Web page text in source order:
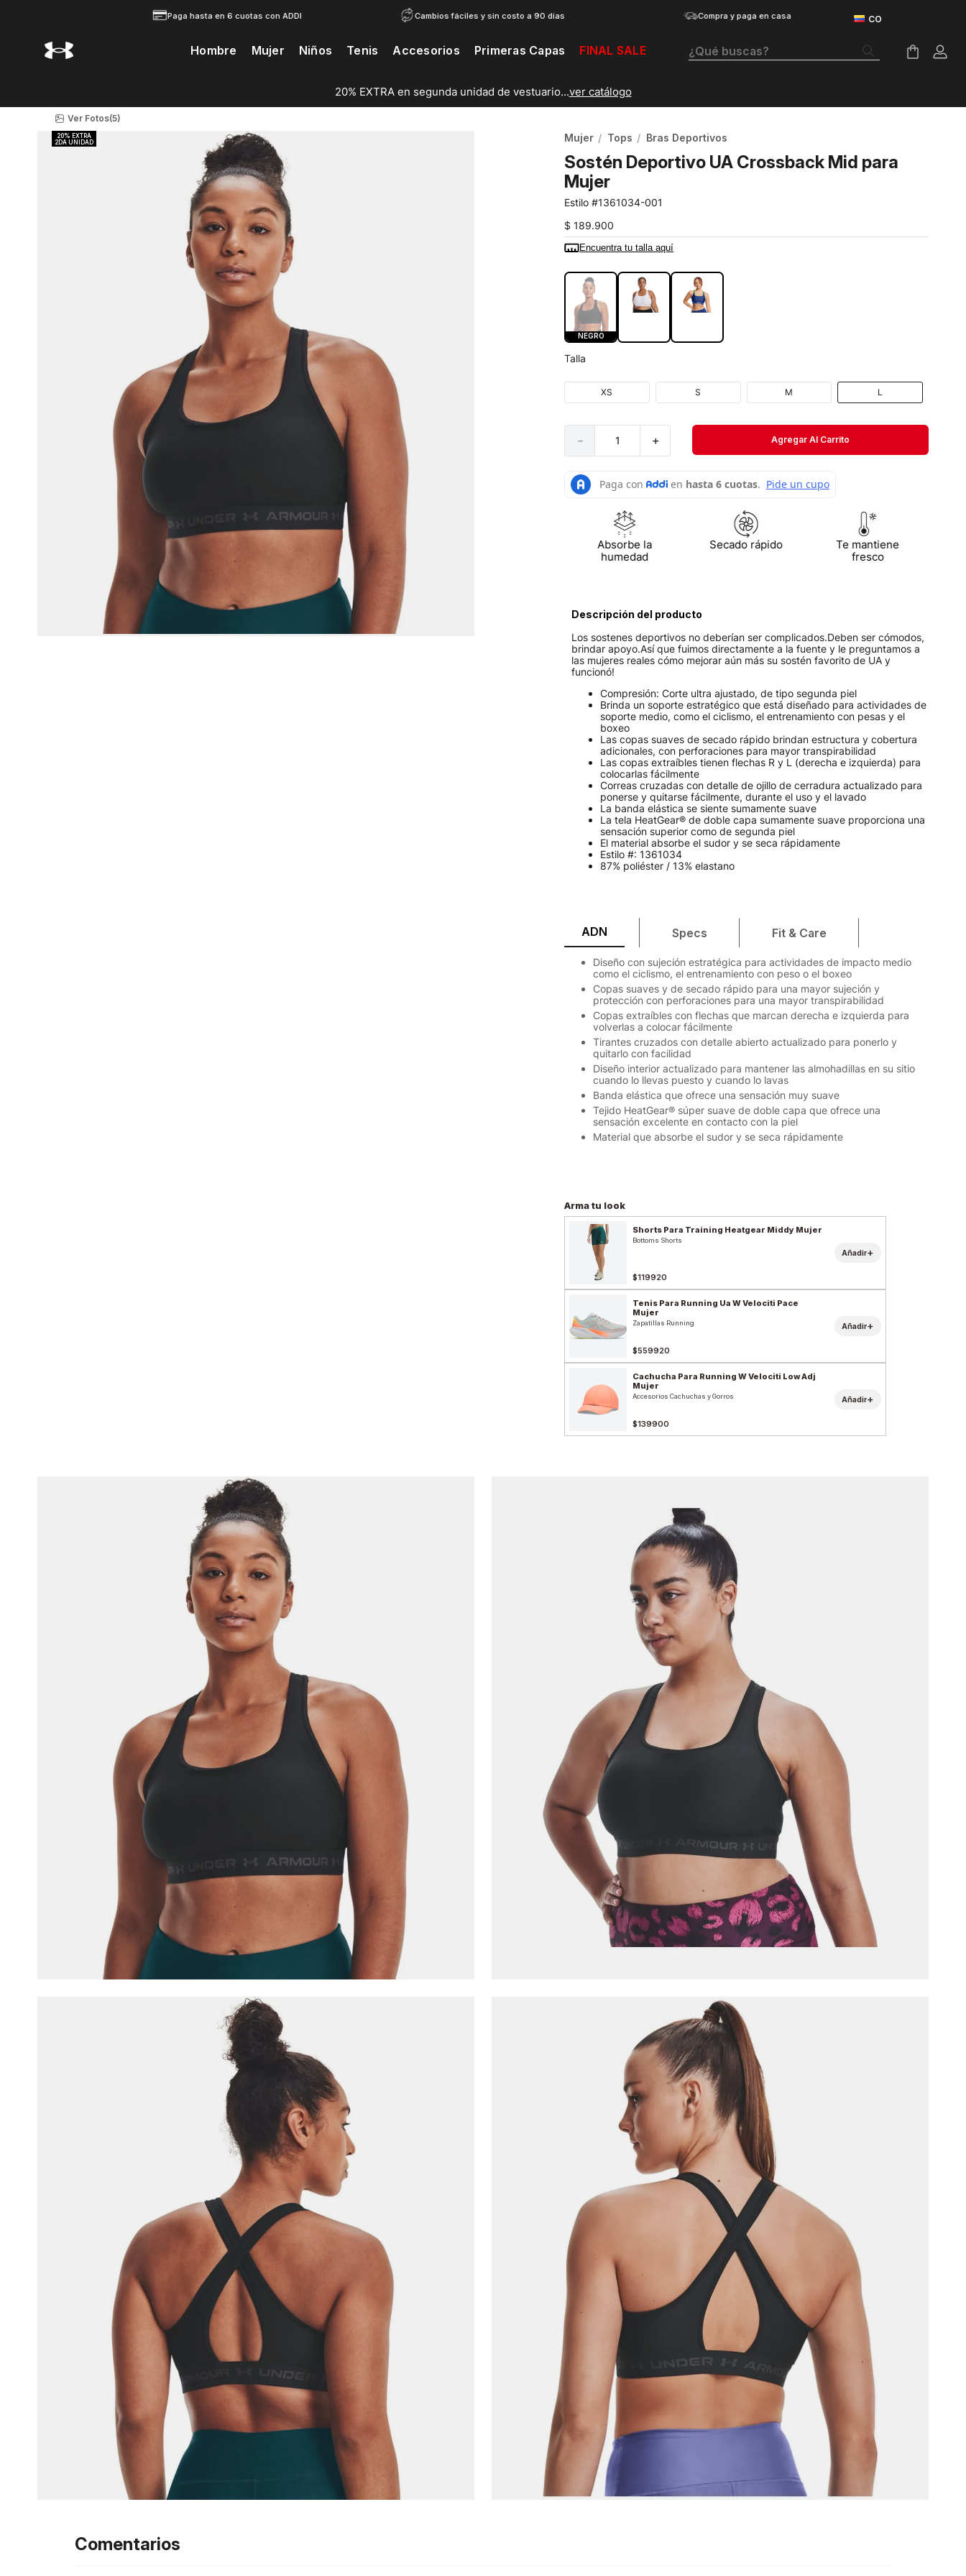
Paga hasta en 6 cuotas con ADDI Cambios fáciles y sin costo a 90 días Compra y paga en casa
Hombre Mujer Niños Tenis Accesorios Primeras Capas FINAL SALE ¿Qué buscas?
20% EXTRA en segunda unidad de vestuario...ver catálogo
Ver Fotos(5)
Mujer Tops Bras Deportivos
Sostén Deportivo UA Crossback Mid para
Mujer
1361034-001
$ 189.900
Encuentra tu talla aquí
NEGRO
Talla
XS S M L
＋
－ Agregar Al Carrito
Absorbe la
humedad
Secado rápido
Te mantiene
fresco
Descripción del producto
Los sostenes deportivos no deberían ser complicados.Deben ser cómodos,
brindar apoyo.Así que fuimos directamente a la fuente y le preguntamos a
las mujeres reales cómo mejorar aún más su sostén favorito de UA y
funcionó!
Compresión: Corte ultra ajustado, de tipo segunda piel
Brinda un soporte estratégico que está diseñado para actividades de
soporte medio, como el ciclismo, el entrenamiento con pesas y el
boxeo
Las copas suaves de secado rápido brindan estructura y cobertura
adicionales, con perforaciones para mayor transpirabilidad
Las copas extraíbles tienen flechas R y L (derecha e izquierda) para
colocarlas fácilmente
Correas cruzadas con detalle de ojillo de cerradura actualizado para
ponerse y quitarse fácilmente, durante el uso y el lavado
La banda elástica se siente sumamente suave
La tela HeatGear® de doble capa sumamente suave proporciona una
sensación superior como de segunda piel
El material absorbe el sudor y se seca rápidamente
Estilo #: 1361034
87% poliéster / 13% elastano
ADN Specs Fit & Care
Diseño con sujeción estratégica para actividades de impacto medio
como el ciclismo, el entrenamiento con peso o el boxeo
Copas suaves y de secado rápido para una mayor sujeción y
protección con perforaciones para una mayor transpirabilidad
Copas extraíbles con flechas que marcan derecha e izquierda para
volverlas a colocar fácilmente
Tirantes cruzados con detalle abierto actualizado para ponerlo y
quitarlo con facilidad
Diseño interior actualizado para mantener las almohadillas en su sitio
cuando lo llevas puesto y cuando lo lavas
Banda elástica que ofrece una sensación muy suave
Tejido HeatGear® súper suave de doble capa que ofrece una
sensación excelente en contacto con la piel
Material que absorbe el sudor y se seca rápidamente
Arma tu look
Shorts Para Training Heatgear Middy Mujer
Bottoms Shorts
$119920
Añadir+
Tenis Para Running Ua W Velociti Pace
Mujer
Zapatillas Running
$559920
Añadir+
Cachucha Para Running W Velociti Low Adj
Mujer
Accesorios Cachuchas y Gorros
$139900
Añadir+
Comentarios
Botas
Tenis Mujer
Velociti Distance
Basketball
Short